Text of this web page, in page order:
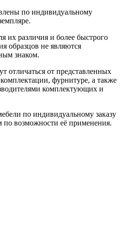
по индивидуальному
их различия и более быстрого
образцов не являются
знаком.
отличаться от представленных
фурнитуре, а также
комплектующих и
по индивидуальному заказу
по возможности её применения.